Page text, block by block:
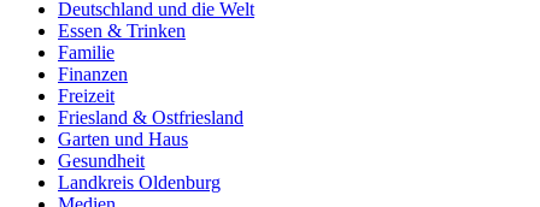
Deutschland und die Welt
Essen & Trinken
Familie
Finanzen
Freizeit
Friesland & Ostfriesland
Garten und Haus
Gesundheit
Landkreis Oldenburg